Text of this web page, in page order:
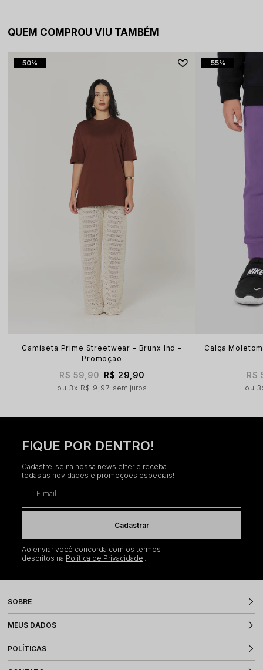
QUEM COMPROU VIU TAMBÉM
50%
Camiseta Prime Streetwear - Brunx Ind -
Promoção
R$ 59,90 R$ 29,90
3x R$ 9,97 sem juros
55%
Calça
R$
FIQUE POR DENTRO!
Cadastre-se na nossa newsletter e receba
todas as novidades e promoções especiais!
E-mail
Cadastrar
Ao enviar você concorda com os termos
descritos na Política de Privacidade
SOBRE
MEUS DADOS
POLÍTICAS